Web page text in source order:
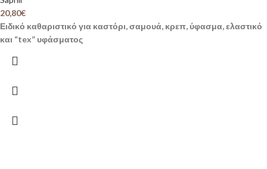
20,80€
Ειδικό καθαριστικό για καστόρι, σαμουά, κρεπ, ύφασμα, ελαστικό
και “tex” υφάσματος